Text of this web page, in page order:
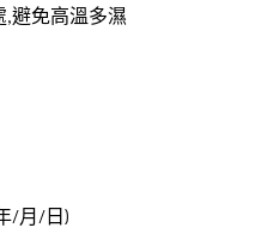
避免高溫多濕
/月/日)